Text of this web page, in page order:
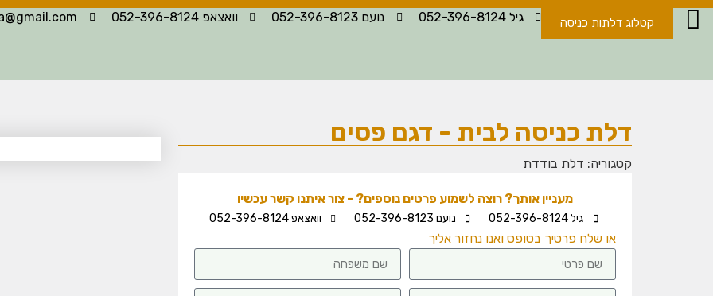
קטלוג דלתות כניסה גיל 052-396-8124 נועם 052-396-8123 וואצאפ 052-396-8124
דלת כניסה לבית - דגם פסים
קטגוריה: דלת בודדת
מעניין אותך? רוצה לשמוע פרטים נוספים? - צור איתנו קשר עכשיו
גיל 052-396-8124 נועם 052-396-8123 וואצאפ 052-396-8124
או שלח פרטיך בטופס ואנו נחזור אליך